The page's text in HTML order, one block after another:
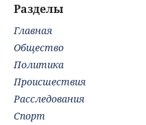
Разделы
Главная
Общество
Политика
Происшествия
Расследования
Спорт